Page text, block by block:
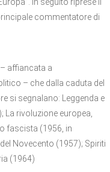
commentatore di
affiancata a
– che dalla caduta del
si segnalano: Leggenda e
La rivoluzione europea,
fascista (1956, in
Novecento (1957); Spiriti
(1964)